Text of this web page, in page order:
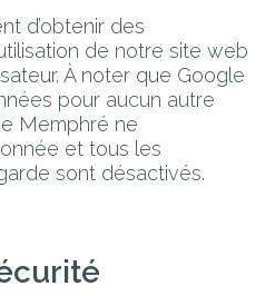
d’obtenir des
de notre site web
À noter que Google
pour aucun autre
Memphré ne
et tous les
sont désactivés.